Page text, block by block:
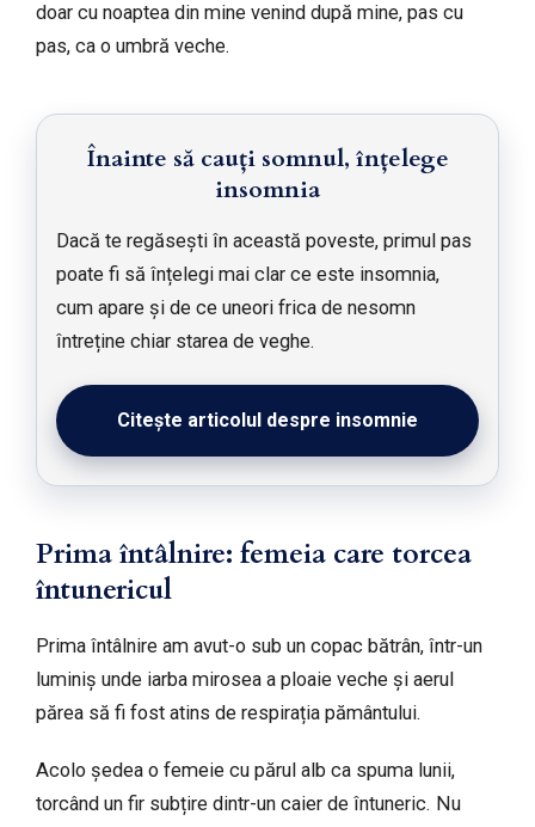
doar cu noaptea din mine venind după mine, pas cu
pas, ca o umbră veche.
Înainte să cauți somnul, înțelege
insomnia
Dacă te regăsești în această poveste, primul pas
poate fi să înțelegi mai clar ce este insomnia,
cum apare și de ce uneori frica de nesomn
întreține chiar starea de veghe.
Citește articolul despre insomnie
Prima întâlnire: femeia care torcea
întunericul
Prima întâlnire am avut-o sub un copac bătrân, într-un
luminiș unde iarba mirosea a ploaie veche și aerul
părea să fi fost atins de respirația pământului.
Acolo ședea o femeie cu părul alb ca spuma lunii,
torcând un fir subțire dintr-un caier de întuneric. Nu